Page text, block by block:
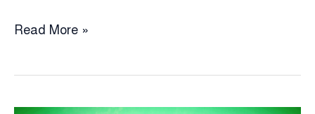
বৈষম্যবিরোধী
পরিচয়ে
Read More »